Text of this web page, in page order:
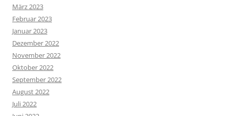
März 2023
Februar 2023
Januar 2023
Dezember 2022
November 2022
Oktober 2022
September 2022
August 2022
Juli 2022